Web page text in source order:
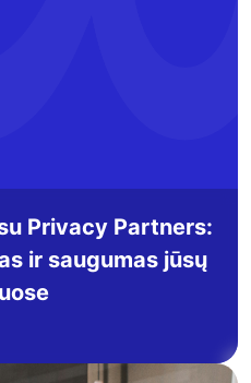
Privacy Partners:
ir saugumas jūsų